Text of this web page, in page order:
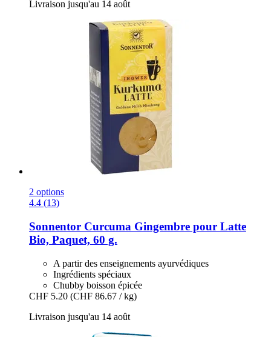
Livraison jusqu'au 14 août
2 options
4.4 (13)
Sonnentor Curcuma Gingembre pour Latte
Bio, Paquet, 60 g.
A partir des enseignements ayurvédiques
Ingrédients spéciaux
Chubby boisson épicée
CHF 5.20 (CHF 86.67 / kg)
Livraison jusqu'au 14 août